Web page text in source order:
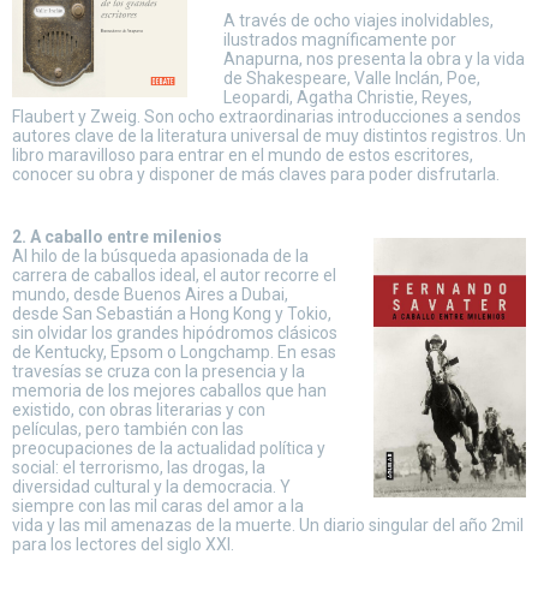
A través de ocho viajes inolvidables,
ilustrados magníficamente por
Anapurna, nos presenta la obra y la vida
de Shakespeare, Valle Inclán, Poe,
Leopardi, Agatha Christie, Reyes,
Flaubert y Zweig. Son ocho extraordinarias introducciones a sendos
autores clave de la literatura universal de muy distintos registros. Un
libro maravilloso para entrar en el mundo de estos escritores,
conocer su obra y disponer de más claves para poder disfrutarla.
2. A caballo entre milenios
Al hilo de la búsqueda apasionada de la
carrera de caballos ideal, el autor recorre el
mundo, desde Buenos Aires a Dubai,
desde San Sebastián a Hong Kong y Tokio,
sin olvidar los grandes hipódromos clásicos
de Kentucky, Epsom o Longchamp. En esas
travesías se cruza con la presencia y la
memoria de los mejores caballos que han
existido, con obras literarias y con
películas, pero también con las
preocupaciones de la actualidad política y
social: el terrorismo, las drogas, la
diversidad cultural y la democracia. Y
siempre con las mil caras del amor a la
vida y las mil amenazas de la muerte. Un diario singular del año 2mil
para los lectores del siglo XXI.